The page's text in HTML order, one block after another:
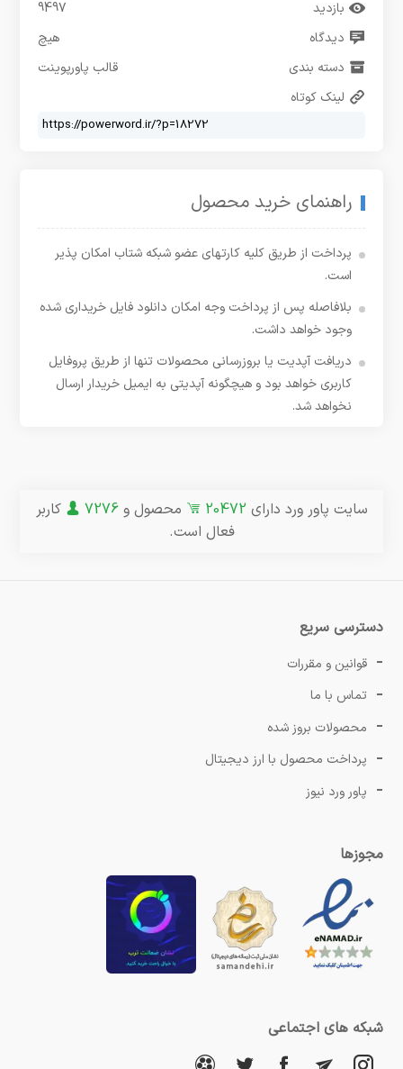
بازدید
9497
دیدگاه
هیچ
دسته بندی
قالب پاورپوینت
لینک کوتاه
راهنمای خرید محصول
پرداخت از طریق کلیه کارتهای عضو شبکه شتاب امکان پذیر
است.
بلافاصله پس از پرداخت وجه امکان دانلود فایل خریداری شده
وجود خواهد داشت.
دریافت آپدیت یا بروزرسانی محصولات تنها از طریق پروفایل
کاربری خواهد بود و هیچگونه آپدیتی به ایمیل خریدار ارسال
نخواهد شد.
سایت پاور ورد دارای 20472 محصول و7276
کاربر
فعال است.
دسترسی سریع
قوانین و مقررات
تماس با ما
محصولات بروز شده
پرداخت محصول با ارز دیجیتال
پاور ورد نیوز
مجوزها
شبکه های اجتماعی